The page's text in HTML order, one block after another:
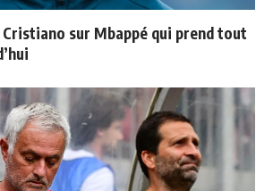
sur Mbappé qui prend tout